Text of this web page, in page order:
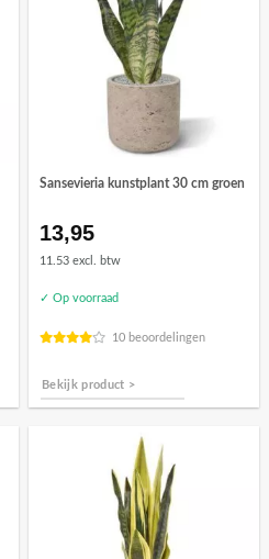
Sansevieria kunstplant 30 cm groen
13,95
11.53 excl. btw
✓ Op voorraad
10 beoordelingen
Bekijk product >